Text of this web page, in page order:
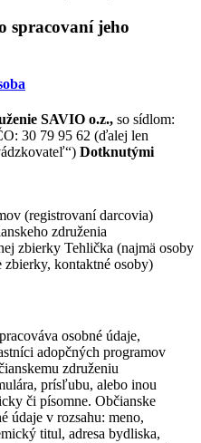
spracovaní jeho
SAVIO o.z., so sídlom:
30 79 95 62 (ďalej len
Dotknutými
(registrovaní darcovia)
združenia
zbierky Tehlička (najmä osoby
zbierky, kontaktné osoby)
osobné údaje,
adopčných programov
združeniu
prísľubu, alebo inou
či písomne. Občianske
údaje v rozsahu: meno,
titul, adresa bydliska,